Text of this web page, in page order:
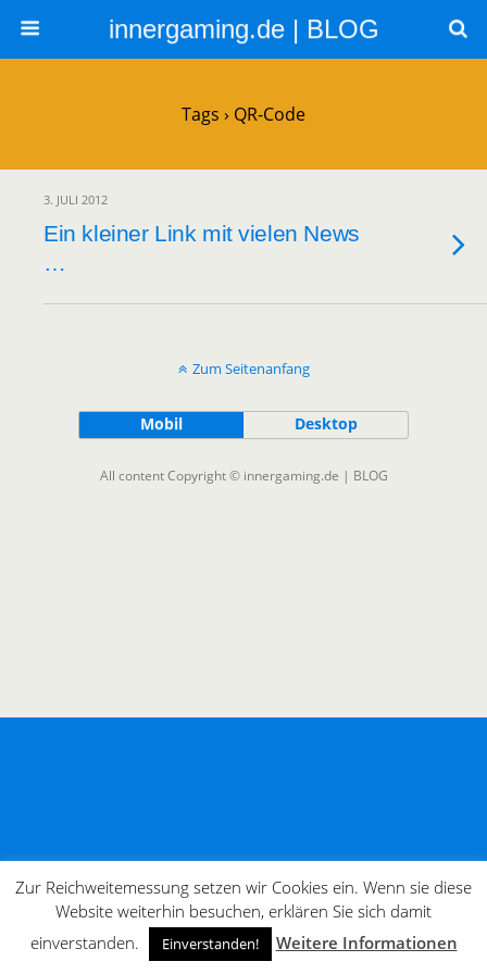
innergaming.de | BLOG
Tags › QR-Code
3. JULI 2012
Ein kleiner Link mit vielen News
…
Zum Seitenanfang
Mobil Desktop
All content Copyright © innergaming.de | BLOG
Zur Reichweitemessung setzen wir Cookies ein. Wenn sie diese
Website weiterhin besuchen, erklären Sie sich damit
einverstanden.
Einverstanden! Weitere Informationen